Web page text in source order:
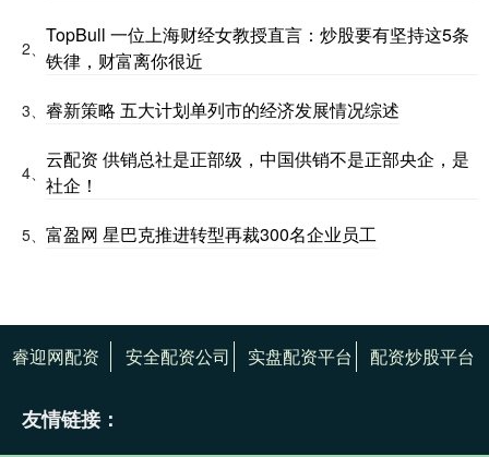
2、
TopBull 一位上海财经女教授直言：炒股要有坚持这5条
铁律，财富离你很近
3、 睿新策略 五大计划单列市的经济发展情况综述
4、
云配资 供销总社是正部级，中国供销不是正部央企，是
社企！
5、 富盈网 星巴克推进转型再裁300名企业员工
睿迎网配资 安全配资公司 实盘配资平台 配资炒股平台
友情链接：